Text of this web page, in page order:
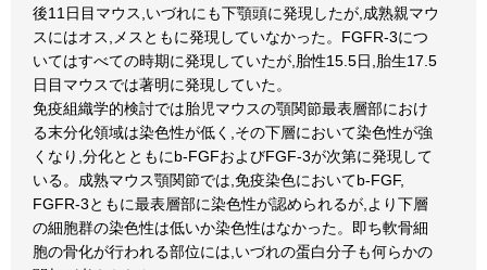
後11日目マウス,いづれにも下顎頭に発現したが,成熟親マウ
スにはオス,メスともに発現していなかった。FGFR-3につ
いてはすべての時期に発現していたが,胎性15.5日,胎生17.5
日目マウスでは著明に発現していた。
免疫組織学的検討では胎児マウスの顎関節最表層部におけ
る末分化領域は染色性が低く,その下層において染色性が強
くなり,分化とともにb-FGFおよびFGF-3が次第に発現して
いる。成熟マウス顎関節では,免疫染色においてb-FGF,
FGFR-3ともに最表層部に染色性が認められるが,より下層
の細胞群の染色性は低いか染色性はなかった。即ち軟骨細
胞の骨化が行われる部位には,いづれの蛋白分子も何らかの